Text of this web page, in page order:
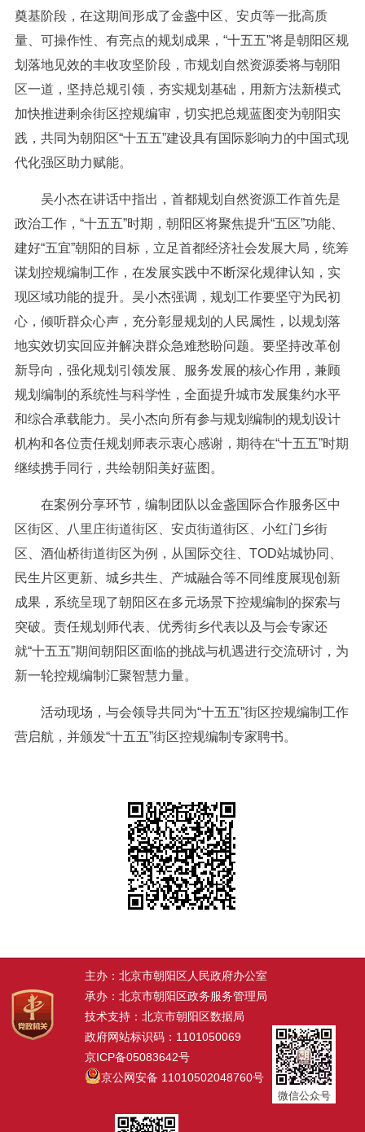
奠基阶段，在这期间形成了金盏中区、安贞等一批高质
量、可操作性、有亮点的规划成果，“十五五”将是朝阳区规
划落地见效的丰收攻坚阶段，市规划自然资源委将与朝阳
区一道，坚持总规引领，夯实规划基础，用新方法新模式
加快推进剩余街区控规编审，切实把总规蓝图变为朝阳实
践，共同为朝阳区“十五五”建设具有国际影响力的中国式现
代化强区助力赋能。
吴小杰在讲话中指出，首都规划自然资源工作首先是
政治工作，“十五五”时期，朝阳区将聚焦提升“五区”功能、
建好“五宜”朝阳的目标，立足首都经济社会发展大局，统筹
谋划控规编制工作，在发展实践中不断深化规律认知，实
现区域功能的提升。吴小杰强调，规划工作要坚守为民初
心，倾听群众心声，充分彰显规划的人民属性，以规划落
地实效切实回应并解决群众急难愁盼问题。要坚持改革创
新导向，强化规划引领发展、服务发展的核心作用，兼顾
规划编制的系统性与科学性，全面提升城市发展集约水平
和综合承载能力。吴小杰向所有参与规划编制的规划设计
机构和各位责任规划师表示衷心感谢，期待在“十五五”时期
继续携手同行，共绘朝阳美好蓝图。
在案例分享环节，编制团队以金盏国际合作服务区中
区街区、八里庄街道街区、安贞街道街区、小红门乡街
区、酒仙桥街道街区为例，从国际交往、TOD站城协同、
民生片区更新、城乡共生、产城融合等不同维度展现创新
成果，系统呈现了朝阳区在多元场景下控规编制的探索与
突破。责任规划师代表、优秀街乡代表以及与会专家还
就“十五五”期间朝阳区面临的挑战与机遇进行交流研讨，为
新一轮控规编制汇聚智慧力量。
活动现场，与会领导共同为“十五五”街区控规编制工作
营启航，并颁发“十五五”街区控规编制专家聘书。
主办：北京市朝阳区人民政府办公室
承办：北京市朝阳区政务服务管理局
技术支持：北京市朝阳区数据局
政府网站标识码：1101050069
京ICP备05083642号
京公网安备 11010502048760号
微信公众号